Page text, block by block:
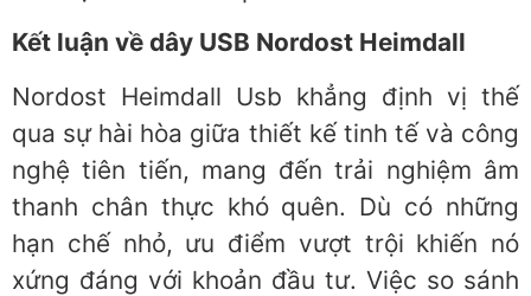
Kết luận về dây USB Nordost Heimdall
Nordost Heimdall Usb khẳng định vị thế
qua sự hài hòa giữa thiết kế tinh tế và công
nghệ tiên tiến, mang đến trải nghiệm âm
thanh chân thực khó quên. Dù có những
hạn chế nhỏ, ưu điểm vượt trội khiến nó
xứng đáng với khoản đầu tư. Việc so sánh